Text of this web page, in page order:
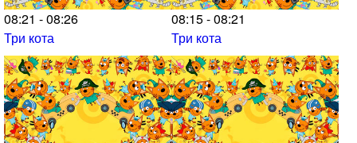
08:21 - 08:26
Три кота
08:15 - 08:21
Три кота